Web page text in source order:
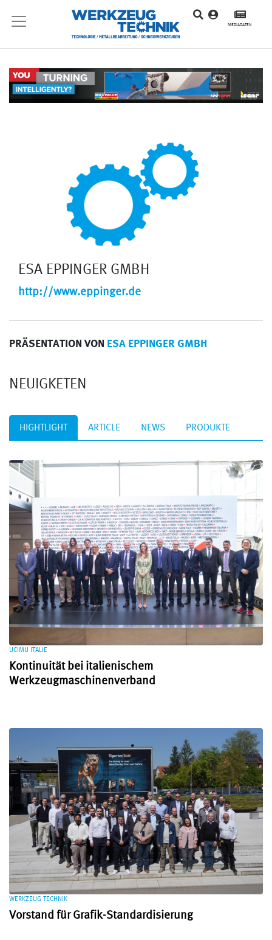
MEDIADATEN
ESA EPPINGER GMBH
http://www.eppinger.de
PRÄSENTATION VON ESA EPPINGER GMBH
NEUIGKETEN
HIGHTLIGHT ARTICLE NEWS PRODUKTE
UCIMU ITALIE
Kontinuität bei italienischem
Werkzeugmaschinenverband
WERKZEUG TECHNIK
Vorstand für Grafik-Standardisierung